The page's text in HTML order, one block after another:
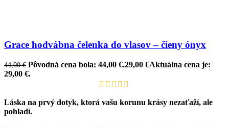
Grace hodvábna čelenka do vlasov – čieny ónyx
44,00€ Pôvodná cena bola: 44,00 €.29,00 €Aktuálna cena je:
29,00 €.
Láska na prvý dotyk, ktorá vašu korunu krásy nezaťaží, ale
pohladí.